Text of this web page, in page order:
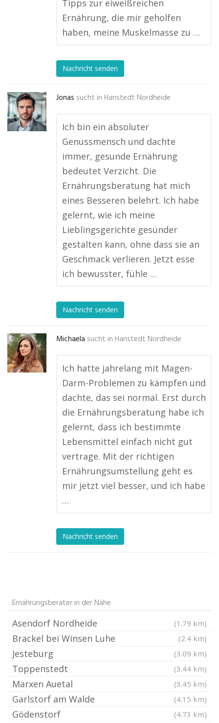
Tipps zur eiweißreichen
Ernährung, die mir geholfen
haben, meine Muskelmasse zu …
Nachricht senden
Jonas sucht in Hanstedt Nordheide
Ich bin ein absoluter
Genussmensch und dachte
immer, gesunde Ernährung
bedeutet Verzicht. Die
Ernährungsberatung hat mich
eines Besseren belehrt. Ich habe
gelernt, wie ich meine
Lieblingsgerichte gesünder
gestalten kann, ohne dass sie an
Geschmack verlieren. Jetzt esse
ich bewusster, fühle …
Nachricht senden
Michaela sucht in Hanstedt Nordheide
Ich hatte jahrelang mit Magen-
Darm-Problemen zu kämpfen und
dachte, das sei normal. Erst durch
die Ernährungsberatung habe ich
gelernt, dass ich bestimmte
Lebensmittel einfach nicht gut
vertrage. Mit der richtigen
Ernährungsumstellung geht es
mir jetzt viel besser, und ich habe
…
Nachricht senden
Ernährungsberater in der Nähe
Asendorf Nordheide (1.79 km)
Brackel bei Winsen Luhe (2.4 km)
Jesteburg (3.09 km)
Toppenstedt (3.44 km)
Marxen Auetal (3.45 km)
Garlstorf am Walde (4.15 km)
Gödenstorf (4.73 km)